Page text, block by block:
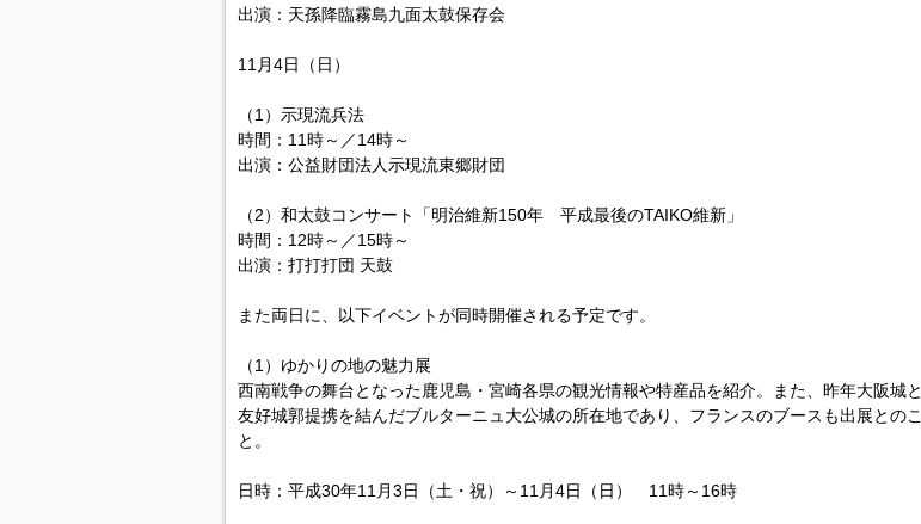
出演：天孫降臨霧島九面太鼓保存会
11月4日（日）
（1）示現流兵法
時間：11時～／14時～
出演：公益財団法人示現流東郷財団
（2）和太鼓コンサート「明治維新150年 平成最後のTAIKO維新」
時間：12時～／15時～
出演：打打打団 天鼓
また両日に、以下イベントが同時開催される予定です。
（1）ゆかりの地の魅力展
西南戦争の舞台となった鹿児島・宮崎各県の観光情報や特産品を紹介。また、昨年大阪城と
友好城郭提携を結んだブルターニュ大公城の所在地であり、フランスのブースも出展とのこ
と。
日時：平成30年11月3日（土・祝）～11月4日（日） 11時～16時